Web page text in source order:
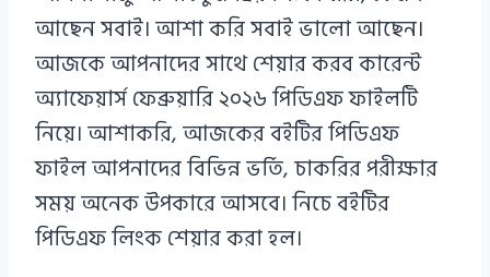
আছেন সবাই। আশা করি সবাই ভালো আছেন।
আজকে আপনাদের সাথে শেয়ার করব কারেন্ট
অ্যাফেয়ার্স ফেব্রুয়ারি ২০২৬ পিডিএফ ফাইলটি
নিয়ে। আশাকরি, আজকের বইটির পিডিএফ
ফাইল আপনাদের বিভিন্ন ভর্তি, চাকরির পরীক্ষার
সময় অনেক উপকারে আসবে। নিচে বইটির
পিডিএফ লিংক শেয়ার করা হল।